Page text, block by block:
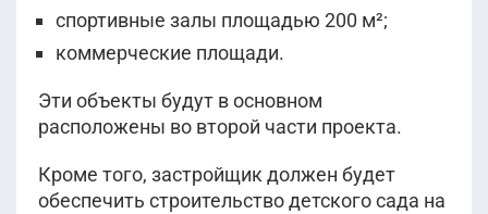
спортивные залы площадью 200 м²;
коммерческие площади.
Эти объекты будут в основном
расположены во второй части проекта.
Кроме того, застройщик должен будет
обеспечить строительство детского сада на